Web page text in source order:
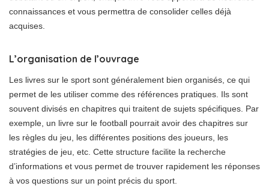
connaissances et vous permettra de consolider celles déjà
acquises.
L’organisation de l’ouvrage
Les livres sur le sport sont généralement bien organisés, ce qui
permet de les utiliser comme des références pratiques. Ils sont
souvent divisés en chapitres qui traitent de sujets spécifiques. Par
exemple, un livre sur le football pourrait avoir des chapitres sur
les règles du jeu, les différentes positions des joueurs, les
stratégies de jeu, etc. Cette structure facilite la recherche
d’informations et vous permet de trouver rapidement les réponses
à vos questions sur un point précis du sport.